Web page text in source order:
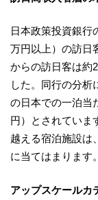
日本政策投資銀行
万円以上）の訪日
からの訪日客は約
した。同行の分析
の日本での一泊当
円）とされていま
越える宿泊施設は
に当てはまります。
アップスケールカ